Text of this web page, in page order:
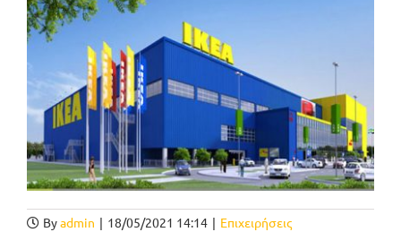
Byadmin | 18/05/2021 14:14 | Επιχειρήσεις